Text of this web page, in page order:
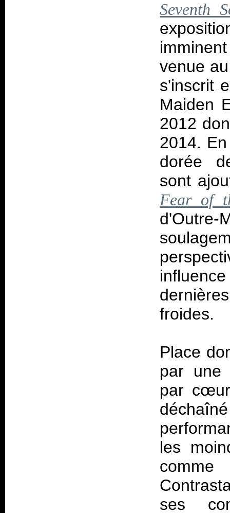
Seventh
venue
s'inscrit
Maiden
2012
2014.
dorée
sont
Fear of
d'Outre-
froides.
Place
par une
par
les
ses